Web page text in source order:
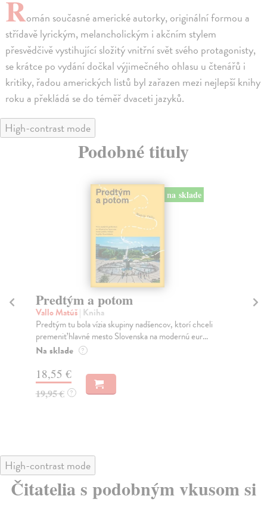
Román současné americké autorky, originální formou a
střídavě lyrickým, melancholickým i akčním stylem
přesvědčivě vystihující složitý vnitřní svět svého protagonisty,
se krátce po vydání dočkal výjimečného ohlasu u čtenářů i
kritiky, řadou amerických listů byl zařazen mezi nejlepší knihy
roku a překládá se do téměř dvaceti jazyků.
High-contrast mode
Podobné tituly
na sklade
Predtým a potom
Vallo Matúš| Kniha
Predtým tu bola vízia skupiny nadšencov, ktorí chceli
premeniť hlavné mesto Slovenska na modernú eur...
Na sklade ?
18,55 €
19,95 € ?
High-contrast mode
Čitatelia s podobným vkusom si